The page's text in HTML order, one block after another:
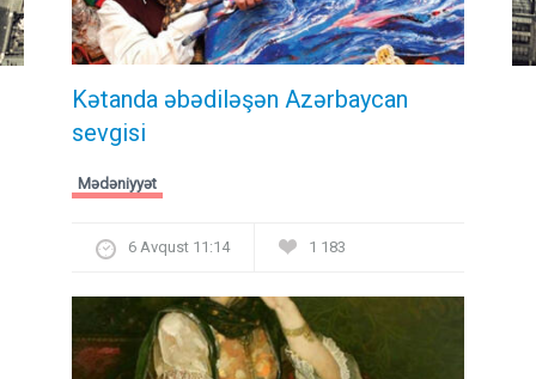
Kətanda əbədiləşən Azərbaycan
sevgisi
Mədəniyyət
6 Avqust 11:14 1 183